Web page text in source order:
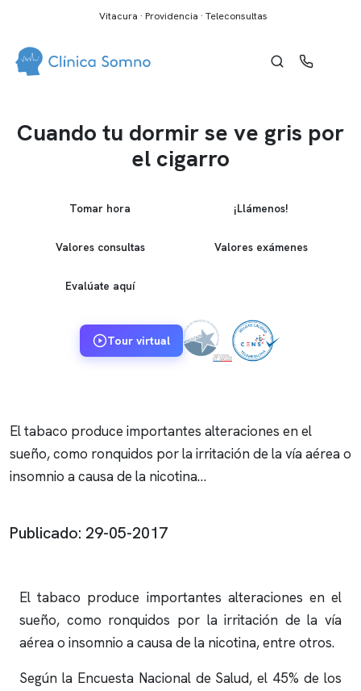
Vitacura · Providencia · Teleconsultas
Cuando tu dormir se ve gris por
el cigarro
Tomar hora ¡Llámenos!
Valores consultas Valores exámenes
Evalúate aquí
Tour virtual
El tabaco produce importantes alteraciones en el
sueño, como ronquidos por la irritación de la vía aérea o
insomnio a causa de la nicotina…
Publicado: 29-05-2017
El tabaco produce importantes alteraciones en el
sueño, como ronquidos por la irritación de la vía
aérea o insomnio a causa de la nicotina, entre otros.
Según la Encuesta Nacional de Salud, el 45% de los